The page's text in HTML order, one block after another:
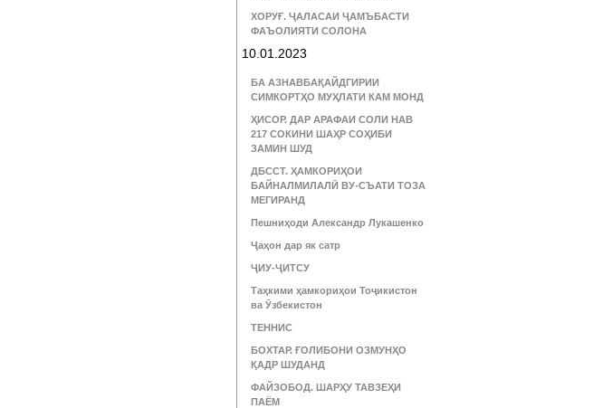
ХОРУҒ. ҶАЛАСАИ ҶАМЪБАСТИ
ФАЪОЛИЯТИ СОЛОНА
10.01.2023
БА АЗНАВБАҚАЙДГИРИИ
СИМКОРТҲО МУҲЛАТИ КАМ МОНД
ҲИСОР. ДАР АРАФАИ СОЛИ НАВ
217 СОКИНИ ШАҲР СОҲИБИ
ЗАМИН ШУД
ДБССТ. ҲАМКОРИҲОИ
БАЙНАЛМИЛАЛӢ ВУ-СЪАТИ ТОЗА
МЕГИРАНД
Пешниҳоди Александр Лукашенко
Ҷаҳон дар як сатр
ҶИУ-ҶИТСУ
Таҳкими ҳамкориҳои Тоҷикистон
ва Ӯзбекистон
ТЕННИС
БОХТАР. ҒОЛИБОНИ ОЗМУНҲО
ҚАДР ШУДАНД
ФАЙЗОБОД. ШАРҲУ ТАВЗЕҲИ
ПАЁМ